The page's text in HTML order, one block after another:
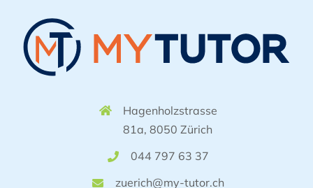
Hagenholzstrasse
81a, 8050 Zürich
044 797 63 37
zuerich@my-tutor.ch